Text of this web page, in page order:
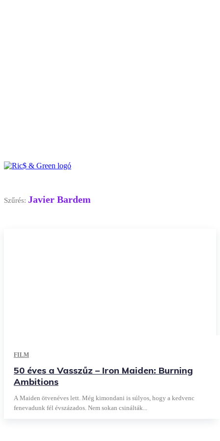
Szűrés: Javier Bardem
FILM
50 éves a Vasszűz – Iron Maiden: Burning
Ambitions
A Maiden ötvenéves lett. Még kimondani is súlyos, hogy a kedvenc
fenevadunk fél évszázados. Nem sokan csinálták...